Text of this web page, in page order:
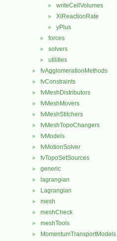
► writeCellVolumes
► XiReactionRate
► yPlus
► forces
► solvers
► utilities
► fvAgglomerationMethods
► fvConstraints
► fvMeshDistributors
► fvMeshMovers
► fvMeshStitchers
► fvMeshTopoChangers
► fvModels
► fvMotionSolver
► fvTopoSetSources
► generic
► lagrangian
► Lagrangian
► mesh
► meshCheck
► meshTools
► MomentumTransportModels